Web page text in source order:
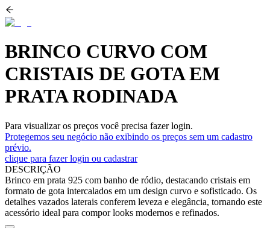
BRINCO CURVO COM
CRISTAIS DE GOTA EM
PRATA RODINADA
Para visualizar os preços você precisa fazer login.
Protegemos seu negócio não exibindo os preços sem um cadastro
prévio.
clique para fazer login ou cadastrar
DESCRIÇÃO
Brinco em prata 925 com banho de ródio, destacando cristais em
formato de gota intercalados em um design curvo e sofisticado. Os
detalhes vazados laterais conferem leveza e elegância, tornando este
acessório ideal para compor looks modernos e refinados.